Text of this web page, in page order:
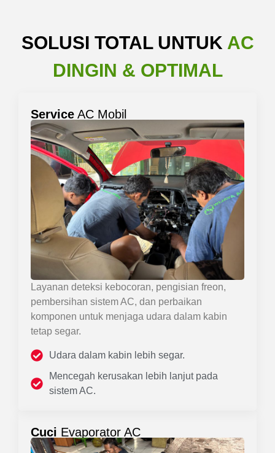
SOLUSI TOTAL UNTUK AC
DINGIN & OPTIMAL
Service AC Mobil
Layanan deteksi kebocoran, pengisian freon,
pembersihan sistem AC, dan perbaikan
komponen untuk menjaga udara dalam kabin
tetap segar.
Udara dalam kabin lebih segar.
Mencegah kerusakan lebih lanjut pada
sistem AC.
Cuci Evaporator AC